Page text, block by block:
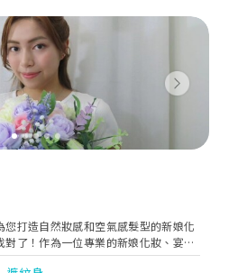
Next
打造自然妝感和空氣感髮型的新娘化
了！作為一位專業的新娘化妝、宴會
自然而美麗的妝容，同時還能營造出輕